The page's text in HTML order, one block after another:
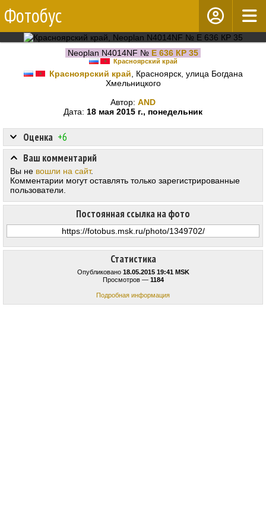
Фотобус
Neoplan N4014NF № Е 636 КР 35
Красноярский край
Красноярский край , Красноярск, улица Богдана
Хмельницкого
Автор: AND
Дата: 18 мая 2015 г., понедельник
Статистика
Опубликовано 18.05.2015 19:41 MSK
Просмотров — 1184
Подробная информация
Оценка +6
Постоянная ссылка на фото
Ваш комментарий
Вы не вошли на сайт.
Комментарии могут оставлять только зарегистрированные
пользователи.